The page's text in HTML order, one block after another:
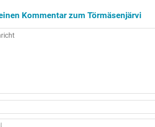
Kommentar zum Törmäsenjärvi